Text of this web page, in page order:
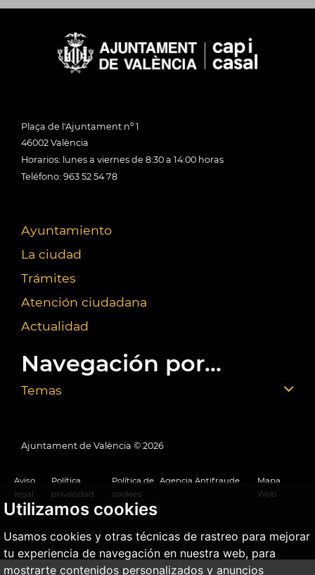
Utilizamos cookies
Usamos cookies y otras técnicas de rastreo para mejorar
tu experiencia de navegación en nuestra web, para
mostrarte contenidos personalizados y anuncios
Plaça de l'Ajuntament nº 1
46002 València
Horarios: lunes a viernes de 8:30 a 14:00 horas
Teléfono: 963 52 54 78
Ayuntamiento
La ciudad
Trámites
Atención ciudadana
Actualidad
Navegación por...
Temas
Ajuntament de València © 2026
Aviso
legal
Política
privacidad
Política de
cookies
Agencia Antifraude
Mapa
Web